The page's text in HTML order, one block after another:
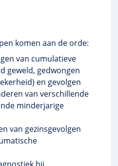
komen aan de orde:
van cumulatieve
geweld, gedwongen
en gevolgen
van verschillende
minderjarige
van gezinsgevolgen